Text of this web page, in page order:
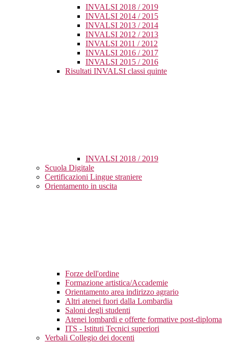
INVALSI 2018 / 2019
INVALSI 2014 / 2015
INVALSI 2013 / 2014
INVALSI 2012 / 2013
INVALSI 2011 / 2012
INVALSI 2016 / 2017
INVALSI 2015 / 2016
Risultati INVALSI classi quinte
INVALSI 2018 / 2019
Scuola Digitale
Certificazioni Lingue straniere
Orientamento in uscita
Forze dell'ordine
Formazione artistica/Accademie
Orientamento area indirizzo agrario
Altri atenei fuori dalla Lombardia
Saloni degli studenti
Atenei lombardi e offerte formative post-diploma
ITS - Istituti Tecnici superiori
Verbali Collegio dei docenti